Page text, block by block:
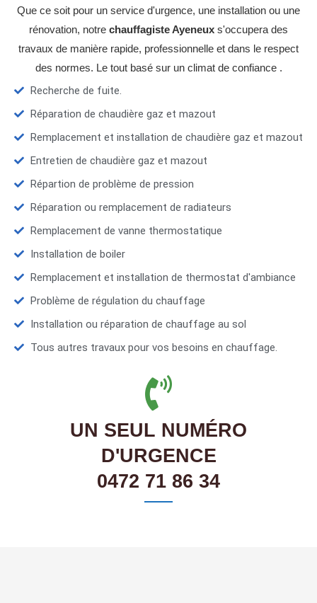
Que ce soit pour un service d'urgence, une installation ou une
rénovation, notre chauffagiste Ayeneux s'occupera des
travaux de manière rapide, professionnelle et dans le respect
des normes. Le tout basé sur un climat de confiance .
Recherche de fuite.
Réparation de chaudière gaz et mazout
Remplacement et installation de chaudière gaz et mazout
Entretien de chaudière gaz et mazout
Répartion de problème de pression
Réparation ou remplacement de radiateurs
Remplacement de vanne thermostatique
Installation de boiler
Remplacement et installation de thermostat d'ambiance
Problème de régulation du chauffage
Installation ou réparation de chauffage au sol
Tous autres travaux pour vos besoins en chauffage.
UN SEUL NUMÉRO
D'URGENCE
0472 71 86 34